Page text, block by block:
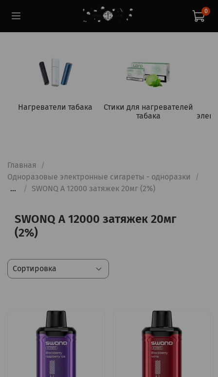
0
Нагреватели табака
Стики для нагревателей
табака
Главная
Одноразовые электронные сигареты - одноразки
...
SWONQ A 12000 затяжек 20мг (2%)
SWONQ A 12000 затяжек 20мг
(2%)